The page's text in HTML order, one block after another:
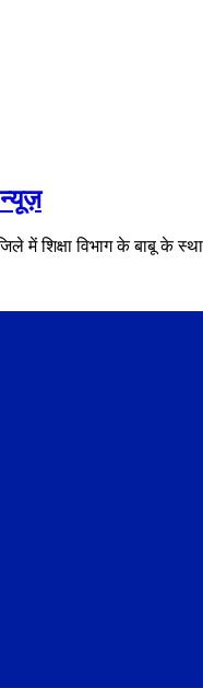
में शिक्षा विभाग के बाबू के